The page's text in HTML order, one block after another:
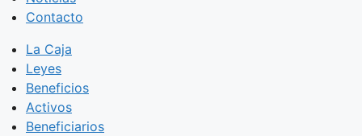
Contacto
La Caja
Leyes
Beneficios
Activos
Beneficiarios